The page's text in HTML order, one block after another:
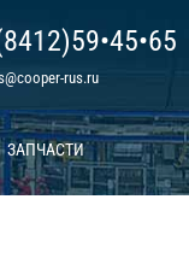
rus.ru
ЗАПЧАСТИ